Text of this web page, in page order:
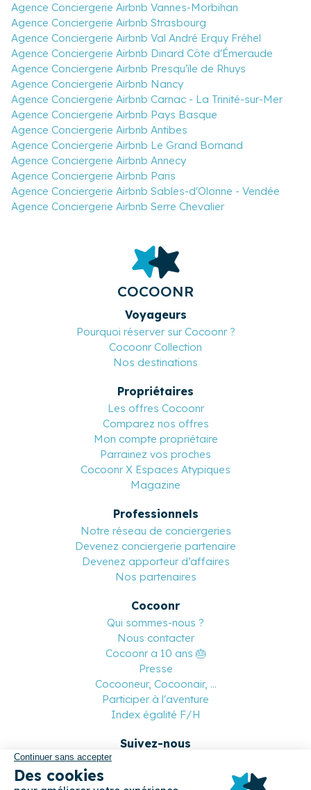
Agence Conciergerie Airbnb Vannes-Morbihan
Agence Conciergerie Airbnb Strasbourg
Agence Conciergerie Airbnb Val André Erquy Fréhel
Agence Conciergerie Airbnb Dinard Côte d'Émeraude
Agence Conciergerie Airbnb Presqu'île de Rhuys
Agence Conciergerie Airbnb Nancy
Agence Conciergerie Airbnb Carnac - La Trinité-sur-Mer
Agence Conciergerie Airbnb Pays Basque
Agence Conciergerie Airbnb Antibes
Agence Conciergerie Airbnb Le Grand Bornand
Agence Conciergerie Airbnb Annecy
Agence Conciergerie Airbnb Paris
Agence Conciergerie Airbnb Sables-d'Olonne - Vendée
Agence Conciergerie Airbnb Serre Chevalier
COCOONR
Voyageurs
Pourquoi réserver sur Cocoonr ?
Cocoonr Collection
Nos destinations
Propriétaires
Les offres Cocoonr
Comparez nos offres
Mon compte propriétaire
Parrainez vos proches
Cocoonr X Espaces Atypiques
Magazine
Professionnels
Notre réseau de conciergeries
Devenez conciergerie partenaire
Devenez apporteur d’affaires
Nos partenaires
Cocoonr
Qui sommes-nous ?
Nous contacter
Cocoonr a 10 ans 🎂
Presse
Cocooneur, Cocoonair, ...
Participer à l'aventure
Index égalité F/H
Suivez-nous